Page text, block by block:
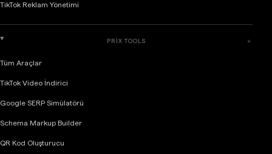
TikTok Reklam Yönetimi
PRIX TOOLS ＋
Tüm Araçlar
TikTok Video İndirici
Google SERP Simülatörü
Schema Markup Builder
QR Kod Oluşturucu